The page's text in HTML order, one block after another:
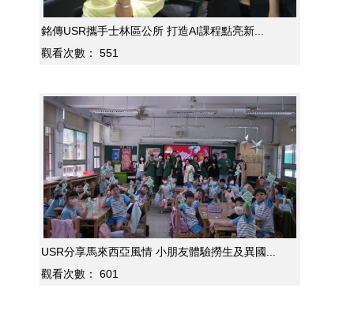
銘傳USR攜手士林區公所 打造AI課程點亮新...
觀看次數：
551
USR分享馬來西亞風情 小朋友體驗撈生及異國...
觀看次數：
601